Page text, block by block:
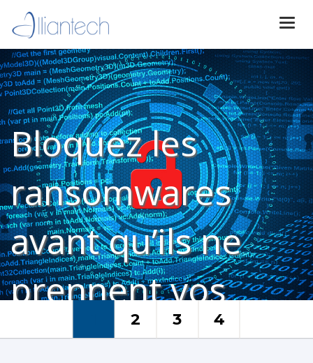
Bloquez les
ransomwares
avant qu’ils ne
prennent vos
fichiers en otage
2 3 4